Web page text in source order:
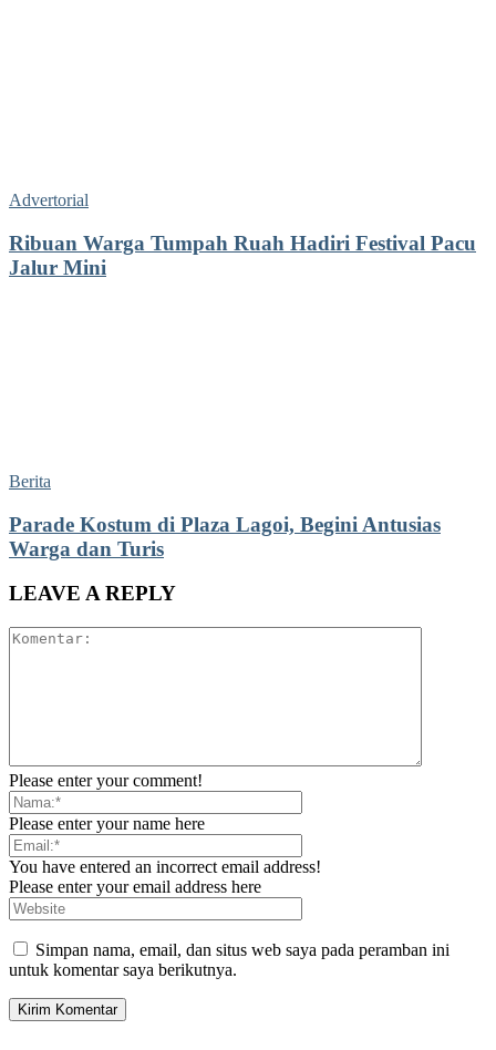
Advertorial
Ribuan Warga Tumpah Ruah Hadiri Festival Pacu
Jalur Mini
Berita
Parade Kostum di Plaza Lagoi, Begini Antusias
Warga dan Turis
LEAVE A REPLY
Please enter your comment!
Please enter your name here
You have entered an incorrect email address!
Please enter your email address here
Simpan nama, email, dan situs web saya pada peramban ini
untuk komentar saya berikutnya.